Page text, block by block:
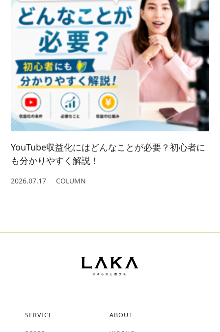
YouTube収益化にはどんなことが必要？初心者に
も分かりやすく解説！
2026.07.17 COLUMN
SERVICE ABOUT